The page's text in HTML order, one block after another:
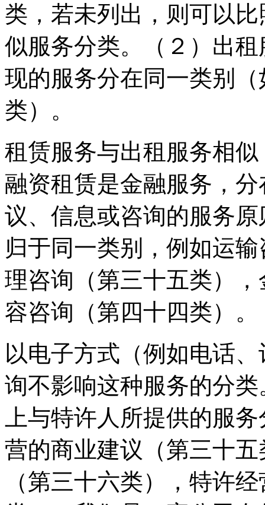
类，若未列出，则可以
似服务分类。（２）出
现的服务分在同一类别
类）。
租赁服务与出租服务相
融资租赁是金融服务，
议、信息或咨询的服务
归于同一类别，例如运
理咨询（第三十五类）
容咨询（第四十四类）。
以电子方式（例如电话
询不影响这种服务的分
上与特许人所提供的服
营的商业建议（第三十
（第三十六类），特许